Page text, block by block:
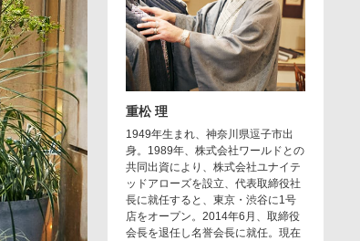
重松 理
1949年生まれ、神奈川県逗子市出
身。1989年、株式会社ワールドとの
共同出資により、株式会社ユナイテ
ッドアローズを設立、代表取締役社
長に就任すると、東京・渋谷に1号
店をオープン。2014年6月、取締役
会長を退任し名誉会長に就任。現在